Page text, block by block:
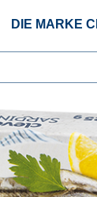
DIE MARKE